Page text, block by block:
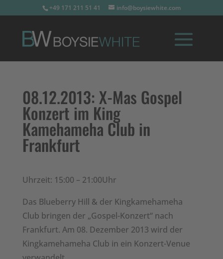
+49 171 211 51 41 info@boysiewhite.com
08.12.2013: X-Mas Gospel
Konzert im King
Kamehameha Club in
Frankfurt
Uhrzeit: 15:00 – 21:00Uhr
Das Blueberry Hill & der Kingkamehameha
Club bringen der „Gospel-Konzert“ nach
Frankfurt. Am 08. Dezember 2013 wird der
Kingkamehameha Club in ein Konzert-Venue